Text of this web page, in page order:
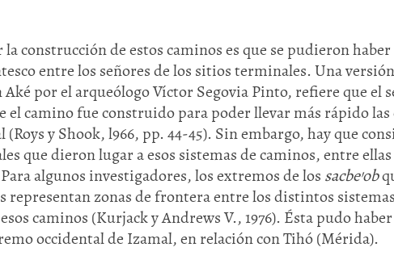
construcción de estos caminos es que se pudieron haber
entre los señores de los sitios terminales. Una
por el arqueólogo Víctor Segovia Pinto, refiere que el
el camino fue construido para poder llevar más rápido las
y Shook, l966, pp. 44-45). Sin embargo, hay que
que dieron lugar a esos sistemas de caminos, entre ellas
algunos investigadores, los extremos de los sacbe’ob
representan zonas de frontera entre los distintos sistemas
caminos (Kurjack y Andrews V., 1976). Ésta pudo
occidental de Izamal, en relación con Tihó (Mérida).